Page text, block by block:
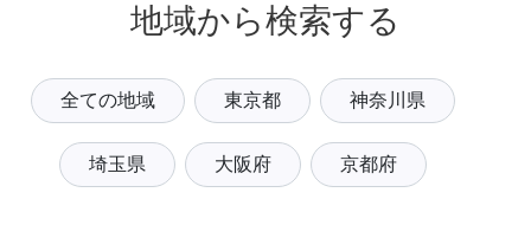
地域から検索する
全ての地域 東京都 神奈川県
埼玉県 大阪府 京都府